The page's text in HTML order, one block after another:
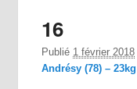
16
Publié 1 février 2018
Andrésy (78) – 23kg